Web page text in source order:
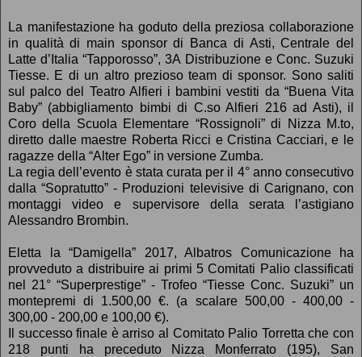
La manifestazione ha goduto della preziosa collaborazione
in qualità di main sponsor di Banca di Asti, Centrale del
Latte d’Italia “Tapporosso”, 3A Distribuzione e Conc. Suzuki
Tiesse. E di un altro prezioso team di sponsor. Sono saliti
sul palco del Teatro Alfieri i bambini vestiti da “Buena Vita
Baby” (abbigliamento bimbi di C.so Alfieri 216 ad Asti), il
Coro della Scuola Elementare “Rossignoli” di Nizza M.to,
diretto dalle maestre Roberta Ricci e Cristina Cacciari, e le
ragazze della “Alter Ego” in versione Zumba.
La regia dell’evento è stata curata per il 4° anno consecutivo
dalla “Sopratutto” - Produzioni televisive di Carignano, con
montaggi video e supervisore della serata l’astigiano
Alessandro Brombin.
Eletta la “Damigella” 2017, Albatros Comunicazione ha
provveduto a distribuire ai primi 5 Comitati Palio classificati
nel 21° “Superprestige” - Trofeo “Tiesse Conc. Suzuki” un
montepremi di 1.500,00 €. (a scalare 500,00 - 400,00 -
300,00 - 200,00 e 100,00 €).
Il successo finale è arriso al Comitato Palio Torretta che con
218 punti ha preceduto Nizza Monferrato (195), San